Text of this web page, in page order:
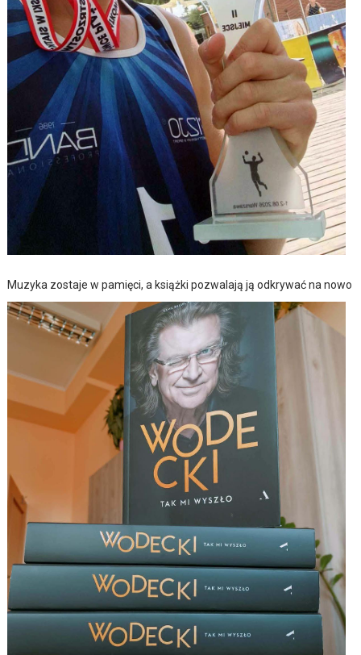
Muzyka zostaje w pamięci, a książki pozwalają ją odkrywać na nowo